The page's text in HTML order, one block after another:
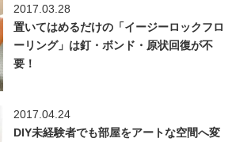
2017.03.28
置いてはめるだけの「イージーロックフロ
ーリング」は釘・ボンド・原状回復が不
要！
2017.04.24
DIY未経験者でも部屋をアートな空間へ変